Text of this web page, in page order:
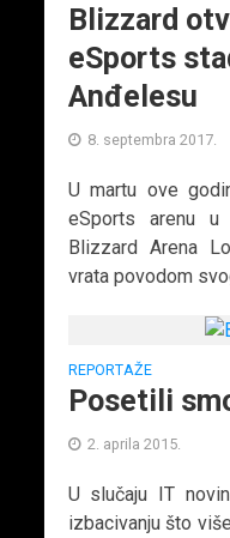
Blizzard
eSports
Anđelesu
8. septembra 2017.
U martu ove
eSports arenu
Blizzard Arena
vrata povodom
REPORTAŽE
Posetili
2. aprila 2015.
U slučaju IT
izbacivanju što